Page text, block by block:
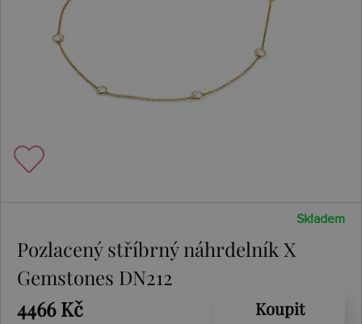
Skladem
Pozlacený stříbrný náhrdelník X
Gemstones DN212
4466 Kč
Koupit